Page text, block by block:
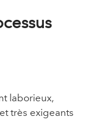
laborieux,
très exigeants